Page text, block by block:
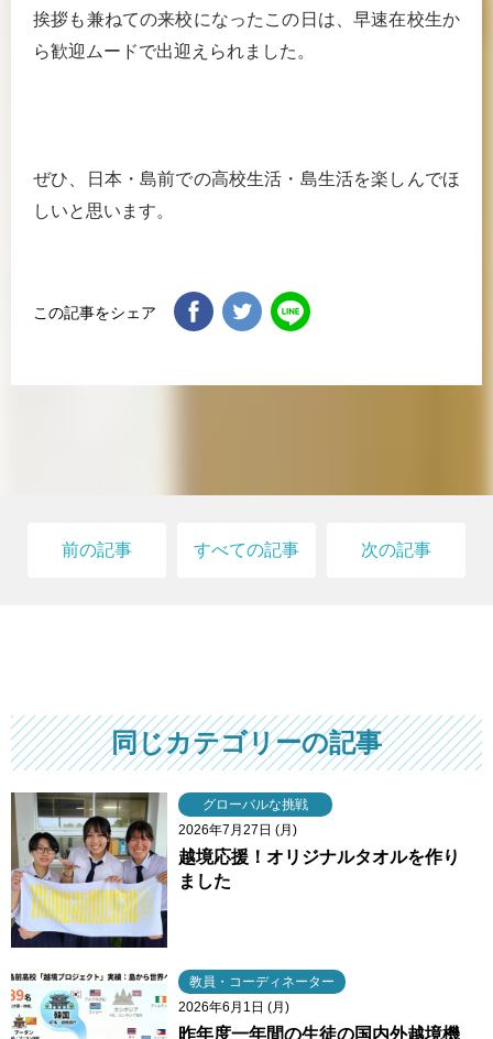
挨拶も兼ねての来校になったこの日は、早速在校生か
ら歓迎ムードで出迎えられました。
ぜひ、日本・島前での高校生活・島生活を楽しんでほ
しいと思います。
この記事をシェア
前の記事 すべての記事 次の記事
同じカテゴリーの記事
グローバルな挑戦
2026年7月27日 (月)
越境応援！オリジナルタオルを作り
ました
教員・コーディネーター
2026年6月1日 (月)
昨年度一年間の生徒の国内外越境機